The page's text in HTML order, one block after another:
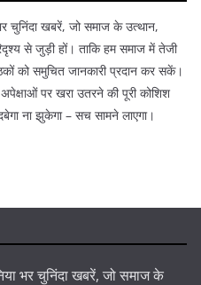
चुनिंदा खबरें, जो समाज के उत्थान,
से जुड़ी हों। ताकि हम समाज में तेजी
को समुचित जानकारी प्रदान कर सकें।
पर खरा उतरने की पूरी कोशिश
दबेगा ना झुकेगा – सच सामने लाएगा।
भर चुनिंदा खबरें, जो समाज के